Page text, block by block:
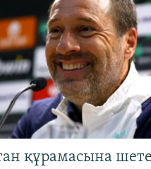
құрамасына